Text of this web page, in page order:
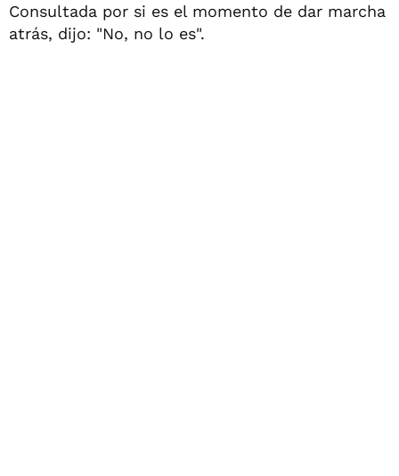
Consultada por si es el momento de dar marcha
atrás, dijo: "No, no lo es".